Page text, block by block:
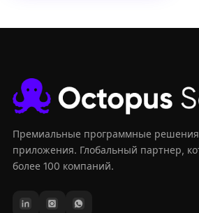
Премиальные программные
приложения. Глобальный партнер,
более 100 компаний.